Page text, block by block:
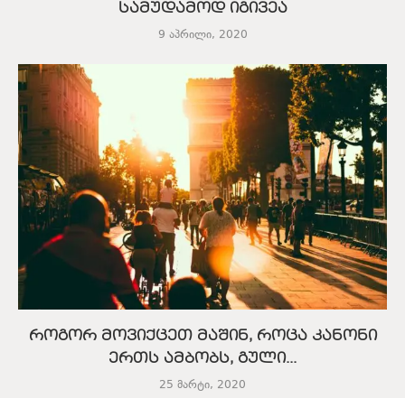
სამუდამოდ იგივეა
9 აპრილი, 2020
როგორ მოვიქცეთ მაშინ, როცა კანონი
ერთს ამბობს, გული...
25 მარტი, 2020